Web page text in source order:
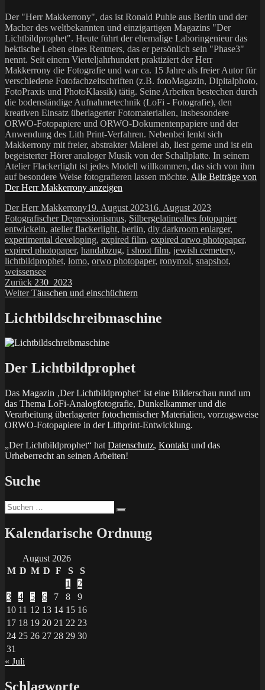
Der "Herr Makkerrony", das ist Ronald Puhle aus Berlin und der
Macher des weltbekannten und einzigartigen Magazins "Der
Lichtbildprophet". Heute führt der ehemalige Laboringenieur das
hektische Leben eines Rentners, das er persönlich sein "Phase3"
nennt. Seit einem Vierteljahrhundert praktiziert der Herr
Makkerrony die Fotografie und war ca. 15 Jahre als freier Autor für
verschiedene Fotofachzeitschriften (z.B. fotoMagazin, Dipitalphoto,
FotoPraxis und PhotoKlassik) tätig. Seine Arbeiten bestechen durch
die bodenständige Aufnahmetechnik (LoFi - Fotografie), den
kreativen Einsatz überlagerter Fotomaterialien, insbesondere
ORWO-Fotopapiere und ORWO-Dokumentenpapiere und der
Anwendung des Lith Print-Verfahren. Nebenbei lenkt sich
Makkerrony mit freier, abstrakter Malerei ab, liest gerne und ist ein
begeisterter Hörer analoger Musik von der Schallplatte. In seinem
Atelier Flackerlight ist jedes Modell willkommen, das sich von ihm
auf besondere Weise fotografieren lassen möchte. Alle Beiträge von
Der Herr Makkerrony anzeigen
Autor
Der Herr MakkerronyVeröffentlicht
am
19. August 202316. August 2023Kategorien
Fotografischer Depressionismus, SilbergelatineSchlagwörter
altes fotopapier
entwickeln, atelier flackerlight, berlin, diy darkroom enlarger,
experimental developing, expired film, expired orwo photopaper,
expired photopaper, handabzug, i shoot film, jewish cemetery,
lichtbildprophet, lomo, orwo photopaper, ronymol, snapshot,
weissensee
Beitragsnavigation
Zurück Vorheriger
Beitrag:
230_2023
Weiter Nächster
Täuschen und einschüchtern
Lichtbildschreibmaschine
Der Lichtbildprophet
Das Magazin ‚Der Lichtbildprophet‘ ist eine Bilderschau rund um
das Thema LoFi-Analogfotografie, Dunkelkammer und die
Verarbeitung überlagerter fotochemischer Materialien, vorzugsweise
ORWO-Fotopapiere in der Lithprint-Entwicklung.
„Der Lichtbildprophet“ hat Datenschutz, Kontakt und das
Urheberrecht an seinen Arbeiten!
Suche
Suchen
nach:
Kalendarische Ordnung
August 2026
M D M D F S
S
1
2
3
4 5 6 7 8
9
10 11 12 13 14 15 16
17 18 19 20 21 22 23
24 25 26 27 28 29 30
31
« Juli
Schlagworte